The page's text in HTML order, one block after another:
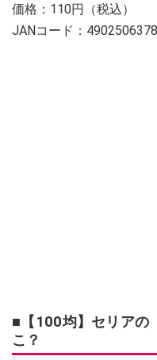
価格：110円（税込）
JANコード：
■【100均】セリアの
こ？